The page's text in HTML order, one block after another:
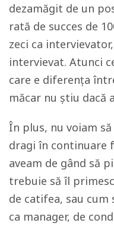
dezamăgit de un
rată de succes de
zeci ca
intervievat. Atunci
care e diferența
măcar nu știu dacă
În plus, nu voiam
dragi în continuare
aveam de gând să
trebuie să îl
de catifea, sau cum
ca manager, de